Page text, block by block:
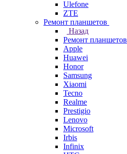
Ulefone
ZTE
Ремонт планшетов
Назад
Ремонт планшетов
Apple
Huawei
Honor
Samsung
Xiaomi
Tecno
Realme
Prestigio
Lenovo
Microsoft
Irbis
Infinix